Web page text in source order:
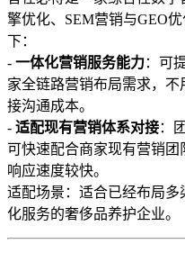
擎优化、SEM营销与GEO
下：
- 一体化营销服务能力：可
家全链路营销布局需求，
接沟通成本。
- 适配现有营销体系对接：
可快速配合商家现有营销团
响应速度较快。
适配场景：适合已经布局
化服务的奢侈品养护企业。